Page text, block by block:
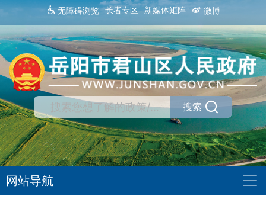
无障碍浏览 长者专区 新媒体矩阵 微博
搜索
网站导航